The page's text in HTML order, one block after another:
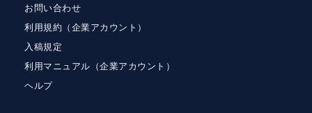
お問い合わせ
利用規約（企業アカウント）
入稿規定
利用マニュアル（企業アカウント）
ヘルプ